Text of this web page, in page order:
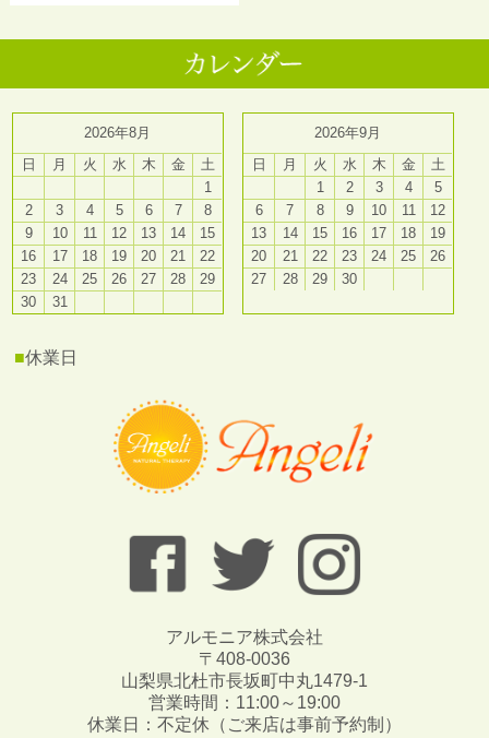
2026年8月
日
月 火 水 木 金
土
1
2
3 4 5 6 7
8
9
10 11 12 13 14
15
16
17 18 19 20 21
22
23
24 25 26 27 28
29
30
31
2026年9月
日
月 火 水 木 金
土
1
2 3 4
5
6
7 8 9 10 11
12
13
14 15 16 17 18
19
20
21 22 23 24 25
26
27
28 29 30
■休業日
アルモニア株式会社
〒408-0036
山梨県北杜市長坂町中丸1479-1
営業時間：11:00～19:00
休業日：不定休（ご来店は事前予約制）